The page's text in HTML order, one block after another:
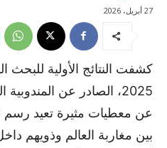
27 أبريل، 2026
كشفت النتائج الأولية للبحث
عن معطيات مثيرة تعيد رسم
بين مغاربة العالم وذويهم